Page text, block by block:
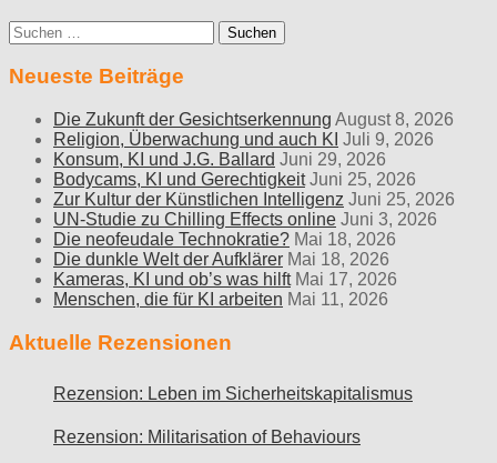
Suche
nach:
Neueste Beiträge
Die Zukunft der Gesichtserkennung August 8, 2026
Religion, Überwachung und auch KI Juli 9, 2026
Konsum, KI und J.G. Ballard Juni 29, 2026
Bodycams, KI und Gerechtigkeit Juni 25, 2026
Zur Kultur der Künstlichen Intelligenz Juni 25, 2026
UN-Studie zu Chilling Effects online Juni 3, 2026
Die neofeudale Technokratie? Mai 18, 2026
Die dunkle Welt der Aufklärer Mai 18, 2026
Kameras, KI und ob’s was hilft Mai 17, 2026
Menschen, die für KI arbeiten Mai 11, 2026
Aktuelle Rezensionen
Rezension: Leben im Sicherheitskapitalismus
Rezension: Militarisation of Behaviours